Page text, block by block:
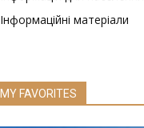
Інформаційні матеріали
MY FAVORITES